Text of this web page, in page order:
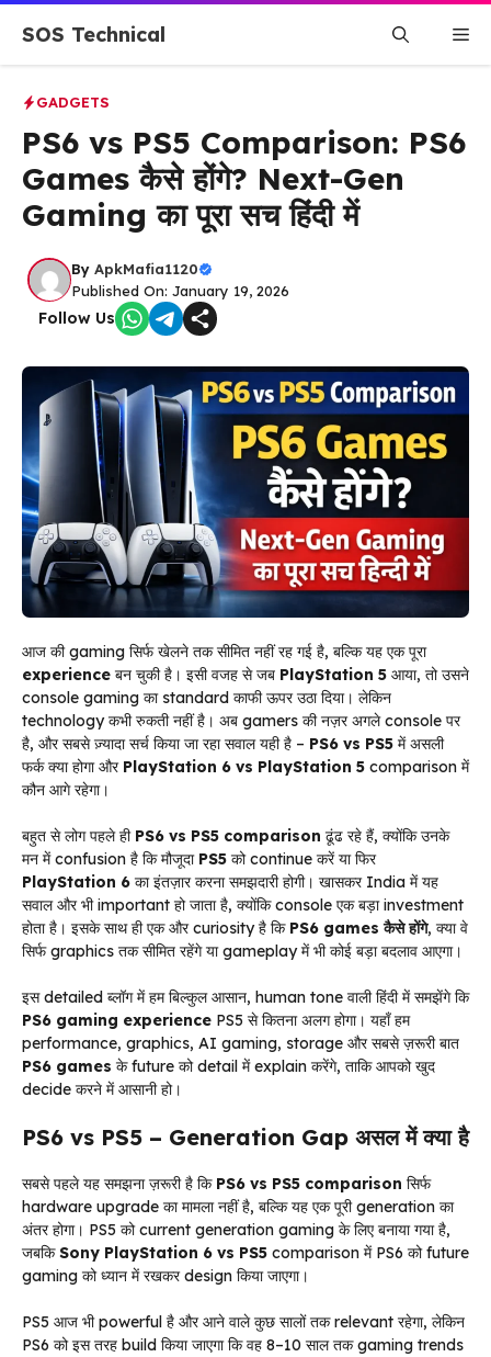
content
SOS Technical
GADGETS
PS6 vs PS5 Comparison: PS6
Games कैसे होंगे? Next-Gen
Gaming का पूरा सच हिंदी में
By ApkMafia1120
Published On: January 19, 2026
Follow Us
आज की gaming सिर्फ खेलने तक सीमित नहीं रह गई है, बल्कि यह एक पूरा
experience बन चुकी है। इसी वजह से जब PlayStation 5 आया, तो उसने
console gaming का standard काफी ऊपर उठा दिया। लेकिन
technology कभी रुकती नहीं है। अब gamers की नज़र अगले console पर
है, और सबसे ज़्यादा सर्च किया जा रहा सवाल यही है – PS6 vs PS5 में असली
फर्क क्या होगा और PlayStation 6 vs PlayStation 5 comparison में
कौन आगे रहेगा।
बहुत से लोग पहले ही PS6 vs PS5 comparison ढूंढ रहे हैं, क्योंकि उनके
मन में confusion है कि मौजूदा PS5 को continue करें या फिर
PlayStation 6 का इंतज़ार करना समझदारी होगी। खासकर India में यह
सवाल और भी important हो जाता है, क्योंकि console एक बड़ा investment
होता है। इसके साथ ही एक और curiosity है कि PS6 games कैसे होंगे, क्या वे
सिर्फ graphics तक सीमित रहेंगे या gameplay में भी कोई बड़ा बदलाव आएगा।
इस detailed ब्लॉग में हम बिल्कुल आसान, human tone वाली हिंदी में समझेंगे कि
PS6 gaming experience PS5 से कितना अलग होगा। यहाँ हम
performance, graphics, AI gaming, storage और सबसे ज़रूरी बात
PS6 games के future को detail में explain करेंगे, ताकि आपको खुद
decide करने में आसानी हो।
PS6 vs PS5 – Generation Gap असल में क्या है
सबसे पहले यह समझना ज़रूरी है कि PS6 vs PS5 comparison सिर्फ
hardware upgrade का मामला नहीं है, बल्कि यह एक पूरी generation का
अंतर होगा। PS5 को current generation gaming के लिए बनाया गया है,
जबकिSony PlayStation 6 vs PS5 comparison में PS6 को future
gaming को ध्यान में रखकर design किया जाएगा।
PS5 आज भी powerful है और आने वाले कुछ सालों तक relevant रहेगा, लेकिन
PS6 को इस तरह build किया जाएगा कि वह 8–10 साल तक gaming trends